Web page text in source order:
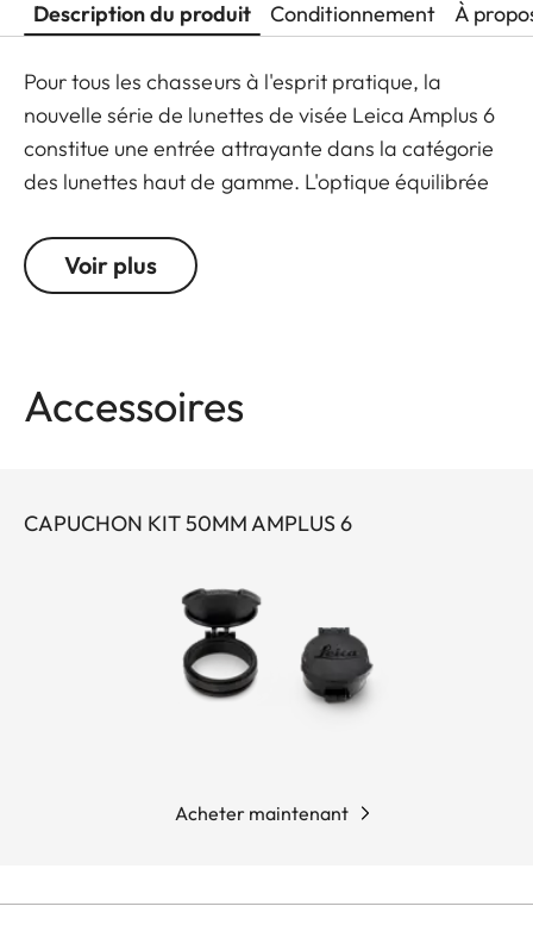
Description du produit Conditionnement À
Pour tous les chasseurs à l'esprit pratique, la
nouvelle série de lunettes de visée Leica Amplus 6
constitue une entrée attrayante dans la catégorie
des lunettes haut de gamme. L'optique équilibrée
lumineux extrêmement net, un zoom 6x, une
grande pupille de sortie et un large champ de
conditions météorologiques les plus défavorables.
flexible au moment décisif.
Voir plus
Accessoires
CAPUCHON KIT 50MM AMPLUS 6
Acheter maintenant